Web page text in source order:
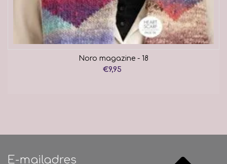
Noro magazine - 18
€9,95